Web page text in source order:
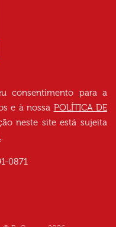
consentimento para a
e à nossa POLÍTICA DE
neste site está sujeita
.
0871